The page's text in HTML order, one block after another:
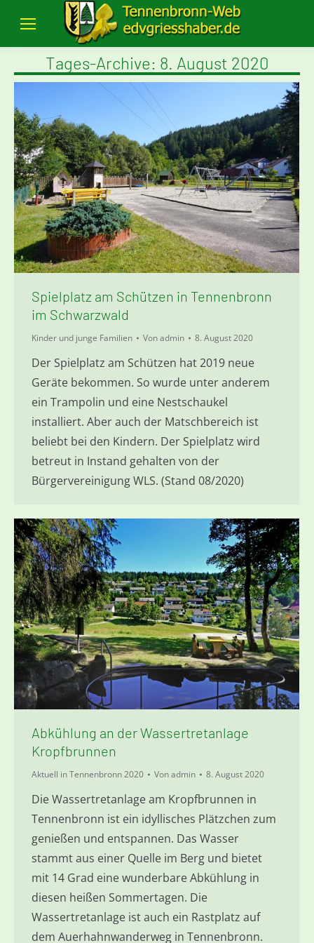
Tages-Archive: 8. August 2020
Spielplatz am Schützen in Tennenbronn
im Schwarzwald
Kinder und junge Familien Vonadmin 8. August 2020
Der Spielplatz am Schützen hat 2019 neue
Geräte bekommen. So wurde unter anderem
ein Trampolin und eine Nestschaukel
installiert. Aber auch der Matschbereich ist
beliebt bei den Kindern. Der Spielplatz wird
betreut in Instand gehalten von der
Bürgervereinigung WLS. (Stand 08/2020)
Abkühlung an der Wassertretanlage
Kropfbrunnen
Aktuell in Tennenbronn 2020 Vonadmin 8. August 2020
Die Wassertretanlage am Kropfbrunnen in
Tennenbronn ist ein idyllisches Plätzchen zum
genießen und entspannen. Das Wasser
stammt aus einer Quelle im Berg und bietet
mit 14 Grad eine wunderbare Abkühlung in
diesen heißen Sommertagen. Die
Wassertretanlage ist auch ein Rastplatz auf
dem Auerhahnwanderweg in Tennenbronn.